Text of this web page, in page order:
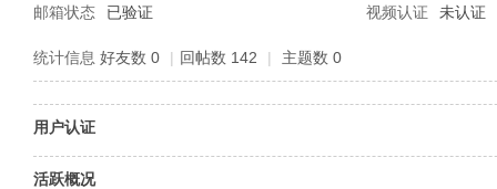
邮箱状态
已验证 视频认证 未认证
统计信息 好友数 0 | 回帖数 142 | 主题数 0
用户认证
活跃概况